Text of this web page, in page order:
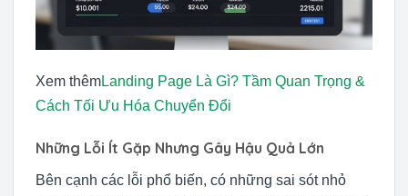
Xem thêmLanding Page Là Gì? Tầm Quan Trọng &
Cách Tối Ưu Hóa Chuyển Đổi
Những Lỗi Ít Gặp Nhưng Gây Hậu Quả Lớn
Bên cạnh các lỗi phổ biến, có những sai sót nhỏ